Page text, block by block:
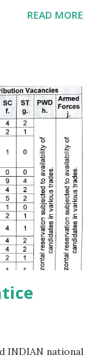
అయితే చాలు
చేస్తాను ఇక
90%
రాయండి
గుర్తుంచుకోండి
quarters )
ఎలా చదవాలి ?
READ MORE
INDIAN national